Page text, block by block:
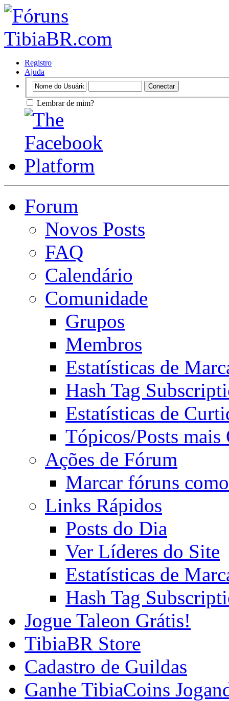
Registro
Ajuda
Lembrar de mim?
Forum
Novos Posts
FAQ
Calendário
Comunidade
Grupos
Membros
Estatísticas de
Hash Tag
Estatísticas de
Tópicos/Posts mais
Ações de Fórum
Marcar fóruns
Links Rápidos
Posts do Dia
Ver Líderes do Site
Estatísticas de
Hash Tag
Jogue Taleon Grátis!
TibiaBR Store
Cadastro de Guildas
Ganhe TibiaCoins